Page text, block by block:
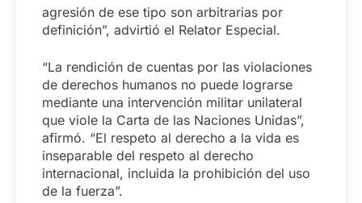
agresión de ese tipo son arbitrarias por
definición”, advirtió el Relator Especial.
“La rendición de cuentas por las violaciones
de derechos humanos no puede lograrse
mediante una intervención militar unilateral
que viole la Carta de las Naciones Unidas”,
afirmó. “El respeto al derecho a la vida es
inseparable del respeto al derecho
internacional, incluida la prohibición del uso
de la fuerza”.